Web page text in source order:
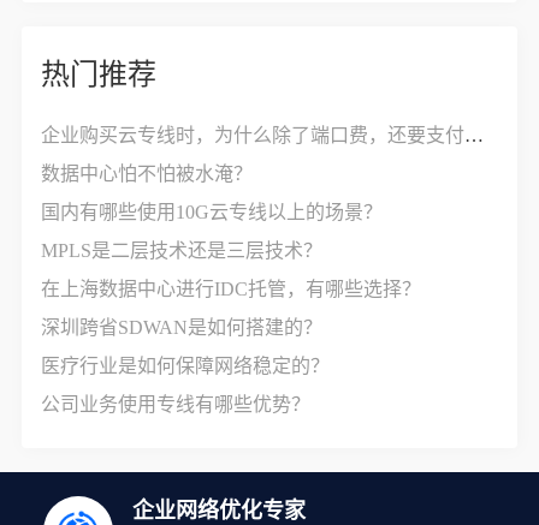
热门推荐
企业购买云专线时，为什么除了端口费，还要支付接入费？
数据中心怕不怕被水淹？
国内有哪些使用10G云专线以上的场景？
MPLS是二层技术还是三层技术？
在上海数据中心进行IDC托管，有哪些选择？
深圳跨省SDWAN是如何搭建的？
医疗行业是如何保障网络稳定的？
公司业务使用专线有哪些优势？
企业网络优化专家